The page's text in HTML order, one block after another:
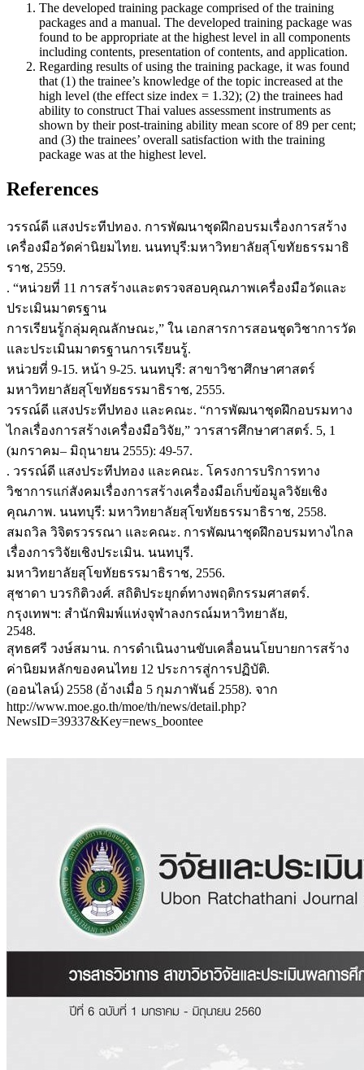
The developed training package comprised of the training
packages and a manual. The developed training package was
found to be appropriate at the highest level in all components
including contents, presentation of contents, and application.
Regarding results of using the training package, it was found
that (1) the trainee’s knowledge of the topic increased at the
high level (the effect size index = 1.32); (2) the trainees had
ability to construct Thai values assessment instruments as
shown by their post-training ability mean score of 89 per cent;
and (3) the trainees’ overall satisfaction with the training
package was at the highest level.
References
วรรณ์ดี แสงประทีปทอง. การพัฒนาชุดฝึกอบรมเรื่องการสร้าง
เครื่องมือวัดค่านิยมไทย. นนทบุรี:มหาวิทยาลัยสุโขทัยธรรมาธิ
ราช, 2559.
. “หน่วยที่ 11 การสร้างและตรวจสอบคุณภาพเครื่องมือวัดและ
ประเมินมาตรฐาน
การเรียนรู้กลุ่มคุณลักษณะ,” ใน เอกสารการสอนชุดวิชาการวัด
และประเมินมาตรฐานการเรียนรู้.
หน่วยที่ 9-15. หน้า 9-25. นนทบุรี: สาขาวิชาศึกษาศาสตร์
มหาวิทยาลัยสุโขทัยธรรมาธิราช, 2555.
วรรณ์ดี แสงประทีปทอง และคณะ. “การพัฒนาชุดฝึกอบรมทาง
ไกลเรื่องการสร้างเครื่องมือวิจัย,” วารสารศึกษาศาสตร์. 5, 1
(มกราคม– มิถุนายน 2555): 49-57.
. วรรณ์ดี แสงประทีปทอง และคณะ. โครงการบริการทาง
วิชาการแก่สังคมเรื่องการสร้างเครื่องมือเก็บข้อมูลวิจัยเชิง
คุณภาพ. นนทบุรี: มหาวิทยาลัยสุโขทัยธรรมาธิราช, 2558.
สมถวิล วิจิตรวรรณา และคณะ. การพัฒนาชุดฝึกอบรมทางไกล
เรื่องการวิจัยเชิงประเมิน. นนทบุรี.
มหาวิทยาลัยสุโขทัยธรรมาธิราช, 2556.
สุชาดา บวรกิติวงศ์. สถิติประยุกต์ทางพฤติกรรมศาสตร์.
กรุงเทพฯ: สำนักพิมพ์แห่งจุฬาลงกรณ์มหาวิทยาลัย,
2548.
สุทธศรี วงษ์สมาน. การดำเนินงานขับเคลื่อนนโยบายการสร้าง
ค่านิยมหลักของคนไทย 12 ประการสู่การปฏิบัติ.
(ออนไลน์) 2558 (อ้างเมื่อ 5 กุมภาพันธ์ 2558). จาก
http://www.moe.go.th/moe/th/news/detail.php?
NewsID=39337&Key=news_boontee